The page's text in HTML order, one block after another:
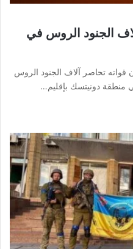
الجنود الروس في
قواته تحاصر آلاف الجنود الروس
منطقة دونيتسك بإقليم…